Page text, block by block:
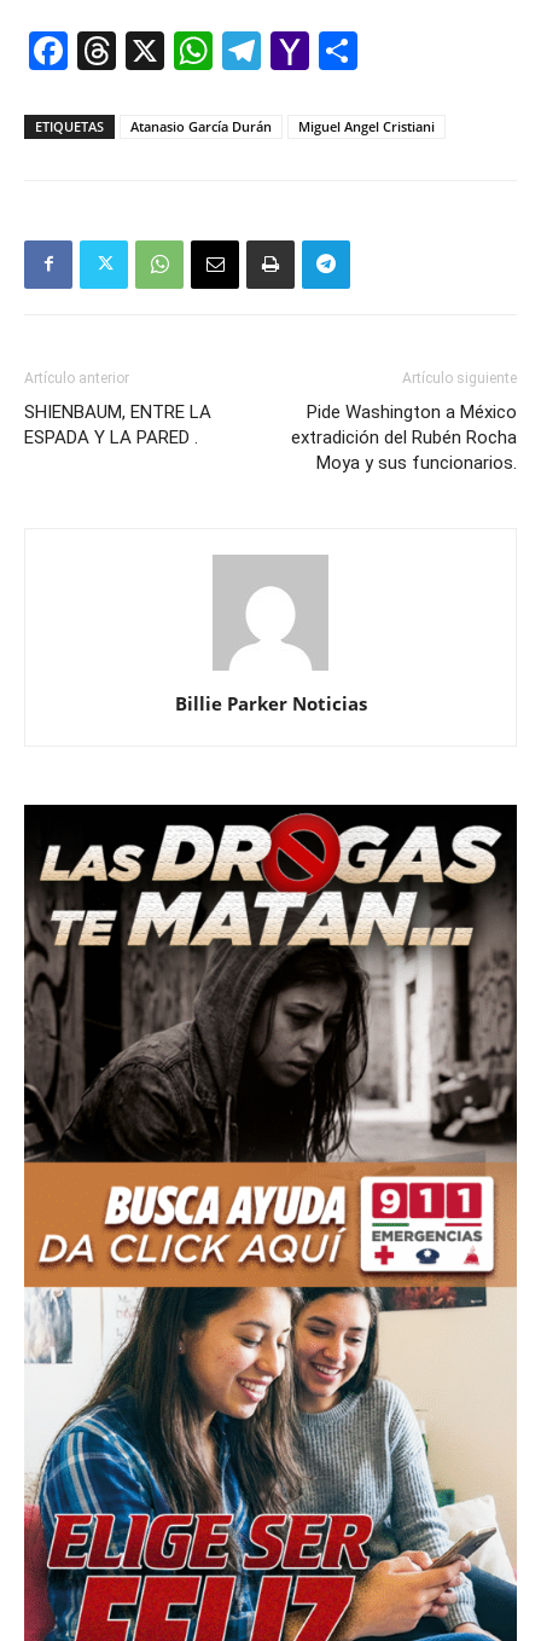
Facebook
Threads
X WhatsApp
Telegram
Yahoo
ETIQUETAS Atanasio García Durán Miguel Angel Cristiani
Artículo anterior
SHIENBAUM, ENTRE LA
ESPADA Y LA PARED .
Artículo siguiente
Pide Washington a México
extradición del Rubén Rocha
Moya y sus funcionarios.
Billie Parker Noticias